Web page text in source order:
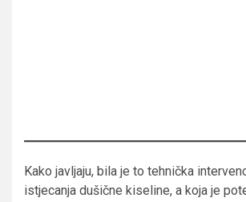
Kako javljaju, bila je to tehnička
istjecanja dušične kiseline, a koja je